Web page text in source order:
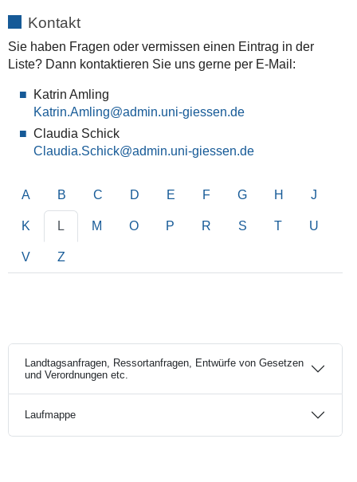
Kontakt
Sie haben Fragen oder vermissen einen Eintrag in der
Liste? Dann kontaktieren Sie uns gerne per E-Mail:
Katrin Amling
Katrin.Amling
Claudia Schick
Claudia.Schick
A B C D E F G H J
K L M O P R S T U
V Z
Landtagsanfragen, Ressortanfragen, Entwürfe von Gesetzen
und Verordnungen etc.
Laufmappe